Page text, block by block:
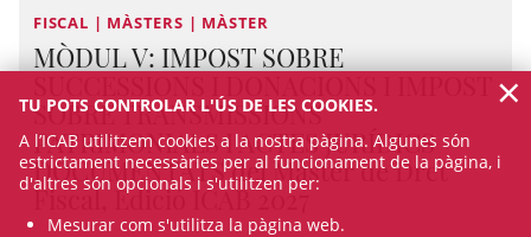
FISCAL | MÀSTERS | MÀSTER
MÒDUL V: IMPOST SOBRE
SOBRE TRANSMISSIONS
PATRIMONIALS I ACTES JURÍDICS
DOCUMENTATS del Màster de Dret
Fiscal, Edició ICAB 2027
TU POTS CONTROLAR L'ÚS DE LES COOKIES.
A l’ICAB utilitzem cookies a la nostra pàgina. Algunes són
estrictament necessàries per al funcionament de la pàgina, i
d'altres són opcionals i s'utilitzen per:
Mesurar com s'utilitza la pàgina web.
×